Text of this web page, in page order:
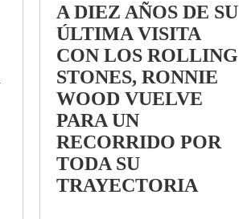
A DIEZ AÑOS DE SU
ÚLTIMA VISITA
CON LOS ROLLING
STONES, RONNIE
WOOD VUELVE
PARA UN
RECORRIDO POR
TODA SU
TRAYECTORIA